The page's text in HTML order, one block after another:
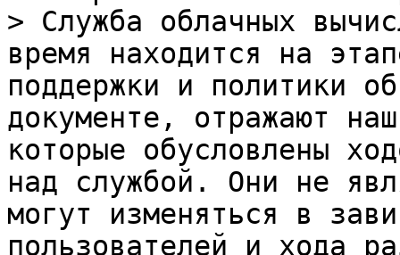
> Служба облачных
время находится на
поддержки и политики
документе, отражают
которые обусловлены
над службой. Они не
могут изменяться в